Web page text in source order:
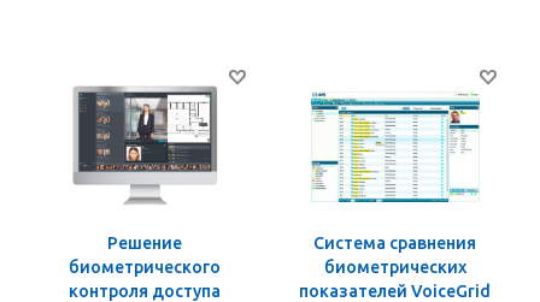
Решение
биометрического
контроля доступа
Система сравнения
биометрических
показателей VoiceGrid